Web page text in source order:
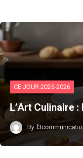
CE JOUR 2025-2026
L’Art Culinaire
By